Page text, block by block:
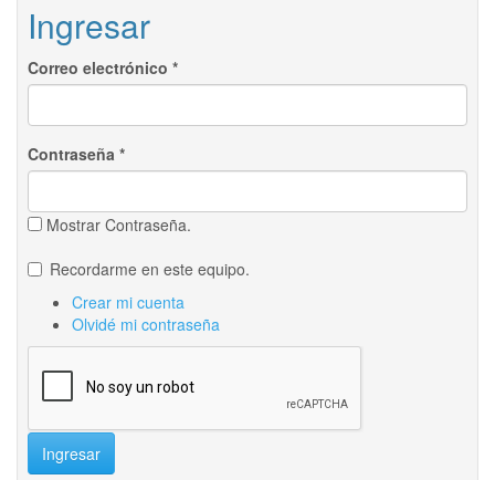
Ingresar
Correo electrónico *
Contraseña *
Mostrar Contraseña.
Recordarme en este equipo.
Crear mi cuenta
Olvidé mi contraseña
Ingresar